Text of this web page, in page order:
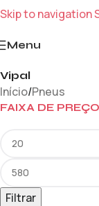
Skip to navigation
Menu
Vipal
Início/Pneus
FAIXA DE PREÇO
Filtrar